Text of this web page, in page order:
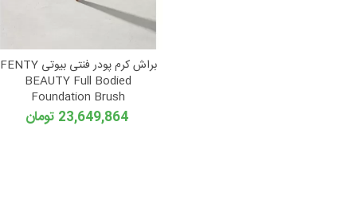
براش کرم پودر فنتی بیوتی FENTY
BEAUTY Full Bodied
Foundation Brush
23,649,864 تومان